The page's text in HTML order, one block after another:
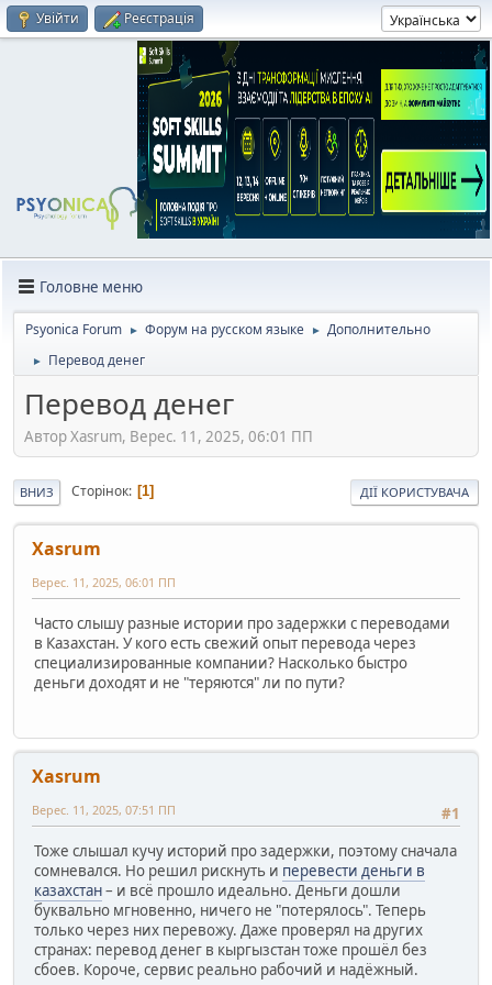
Увійти Реєстрація
Головне меню
Psyonica Forum ► Форум на русском языке ► Дополнительно
► Перевод денег
Перевод денег
Автор Xasrum, Верес. 11, 2025, 06:01 ПП
ВНИЗ Сторінок 1 ДІЇ КОРИСТУВАЧА
Xasrum
Верес. 11, 2025, 06:01 ПП
Часто слышу разные истории про задержки с переводами
в Казахстан. У кого есть свежий опыт перевода через
специализированные компании? Насколько быстро
деньги доходят и не "теряются" ли по пути?
Xasrum
#1
Верес. 11, 2025, 07:51 ПП
Тоже слышал кучу историй про задержки, поэтому сначала
сомневался. Но решил рискнуть и перевести деньги в
казахстан– и всё прошло идеально. Деньги дошли
буквально мгновенно, ничего не "потерялось". Теперь
только через них перевожу. Даже проверял на других
странах: перевод денег в кыргызстан тоже прошёл без
сбоев. Короче, сервис реально рабочий и надёжный.